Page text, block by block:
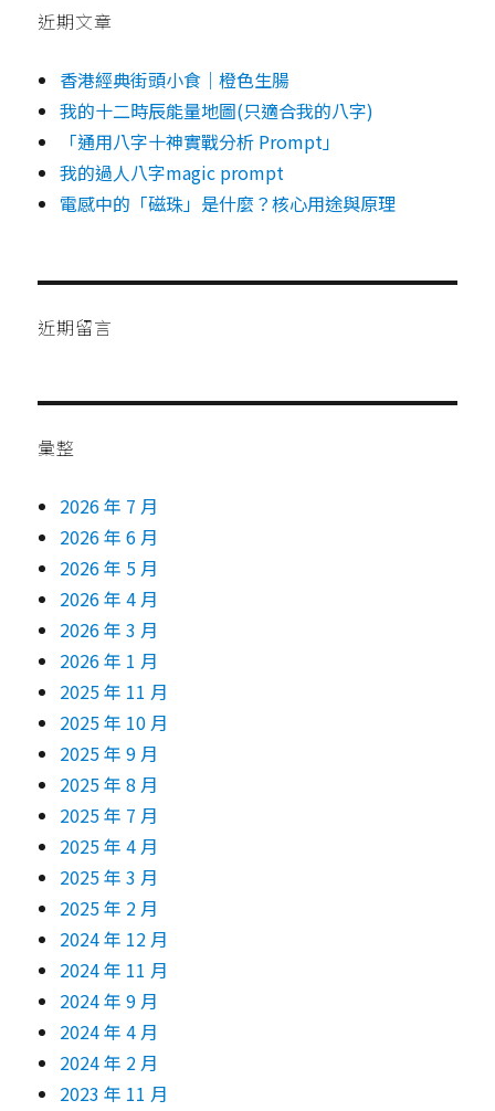
步
驟）
近期文章
香港經典街頭小食｜橙色生腸
我的十二時辰能量地圖(只適合我的八字)
「通用八字十神實戰分析 Prompt」
我的過人八字magic prompt
電感中的「磁珠」是什麼？核心用途與原理
近期留言
彙整
2026 年 7 月
2026 年 6 月
2026 年 5 月
2026 年 4 月
2026 年 3 月
2026 年 1 月
2025 年 11 月
2025 年 10 月
2025 年 9 月
2025 年 8 月
2025 年 7 月
2025 年 4 月
2025 年 3 月
2025 年 2 月
2024 年 12 月
2024 年 11 月
2024 年 9 月
2024 年 4 月
2024 年 2 月
2023 年 11 月